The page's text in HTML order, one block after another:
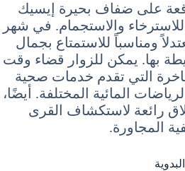
على ضفاف بحيرة إيسيك
للاسترخاء والاستجمام. في شهر
ومناسباً للاستمتاع بجمال
بها. يمكن للزوار قضاء وقت
التي تقدم خدمات صحية
المائية المختلفة. أيضًا،
رائعة لاستكشاف القرى
المجاورة.